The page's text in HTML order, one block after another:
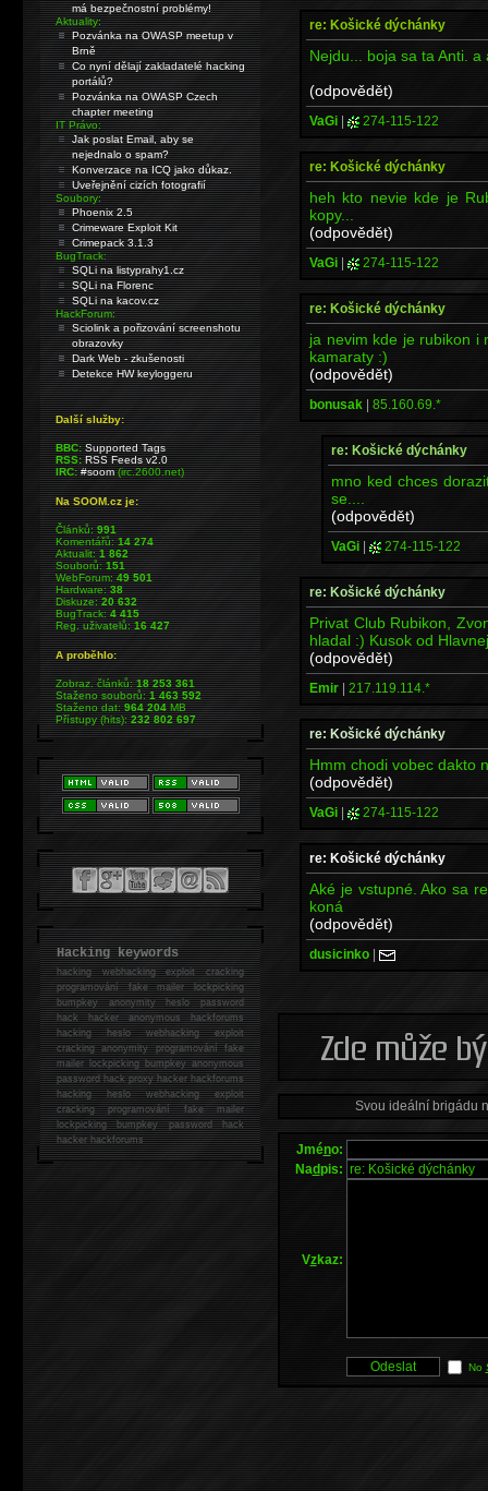
re: Košické dýchánky
Nejdu... boja sa ta Anti.
(odpovědět)
VaGi | 274-115-122
re: Košické dýchánky
heh kto nevie kde je
kopy...
(odpovědět)
VaGi | 274-115-122
re: Košické dýchánky
ja nevim kde je rubikon i
kamaraty :)
(odpovědět)
bonusak | 85.160.69.*
re: Košické dýchánky
mno ked chces
se....
(odpovědět)
VaGi | 274-115-122
re: Košické dýchánky
Privat Club Rubikon,
hladal :) Kusok od
(odpovědět)
Emir | 217.119.114.*
re: Košické dýchánky
Hmm chodi vobec dakto
(odpovědět)
VaGi | 274-115-122
re: Košické dýchánky
Aké je vstupné. Ako sa
koná
(odpovědět)
dusicinko |
Svou ideální brigádu
Jméno:
Nadpis:
Vzkaz:
No
má bezpečnostní problémy!
Aktuality:
Pozvánka na OWASP meetup v
Brně
Co nyní dělají zakladatelé hacking
portálů?
Pozvánka na OWASP Czech
chapter meeting
IT Právo:
Jak poslat Email, aby se
nejednalo o spam?
Konverzace na ICQ jako důkaz.
Uveřejnění cizích fotografií
Soubory:
Phoenix 2.5
Crimeware Exploit Kit
Crimepack 3.1.3
BugTrack:
SQLi na listyprahy1.cz
SQLi na Florenc
SQLi na kacov.cz
HackForum:
Sciolink a pořizování screenshotu
obrazovky
Dark Web - zkušenosti
Detekce HW keyloggeru
Další služby:
BBC: Supported Tags
RSS: RSS Feeds v2.0
IRC: #soom(irc.2600.net)
Na SOOM.cz je:
Článků:991
Komentářů:14 274
Aktualit:1 862
Souborů:151
WebForum:49 501
Hardware:38
Diskuze:20 632
BugTrack:4 415
Reg. uživatelů:16 427
A proběhlo:
Zobraz. článků:18 253 361
Staženo souborů:1 463 592
Staženo dat:964 204MB
Přístupy (hits):232 802 697
Hacking keywords
hackingwebhacking exploit cracking
programování fake mailer lockpicking
bumpkey anonymity heslo password
hackhacker anonymous hackforums
hackingheslo webhacking exploit
cracking anonymity programování fake
mailer lockpicking bumpkey anonymous
password hack proxy hacker hackforums
hacking heslo webhacking exploit
cracking programování fake mailer
lockpicking bumpkey password hack
hackerhackforums